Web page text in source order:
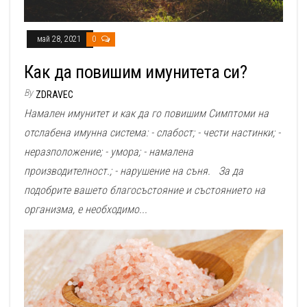
май 28, 2021 0
Как да повишим имунитета си?
By ZDRAVEC
Намален имунитет и как да го повишим Симптоми на
отслабена имунна система: - слабост; - чести настинки; -
неразположение; - умора; - намалена
производителност.; - нарушение на съня. За да
подобрите вашето благосъстояние и състоянието на
организма, е необходимо...